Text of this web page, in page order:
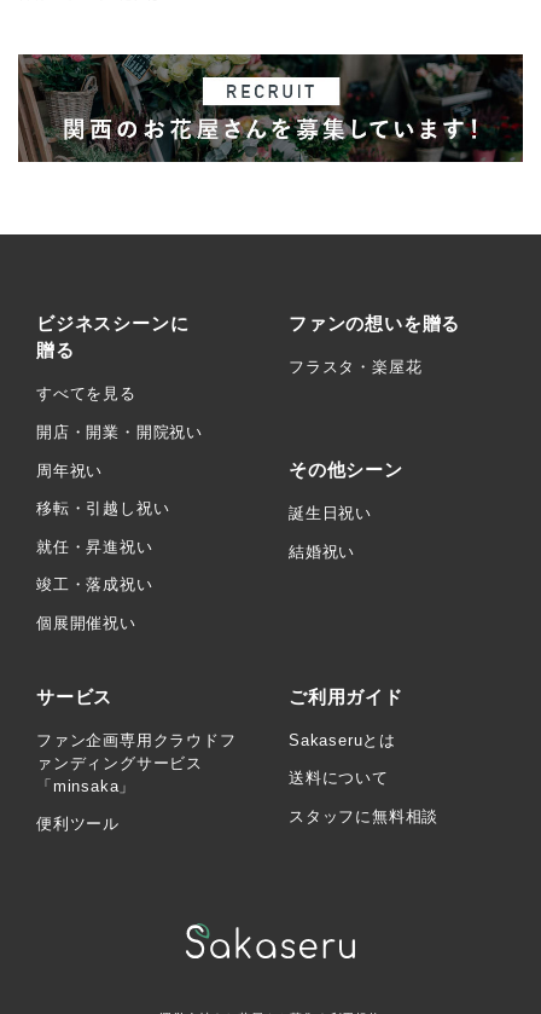
ビジネスシーンに
贈る
すべてを見る
開店・開業・開院祝い
周年祝い
移転・引越し祝い
就任・昇進祝い
竣工・落成祝い
個展開催祝い
ファンの想いを贈る
フラスタ・楽屋花
その他シーン
誕生日祝い
結婚祝い
サービス
ファン企画専用クラウドフ
ァンディングサービス
「minsaka」
便利ツール
ご利用ガイド
Sakaseruとは
送料について
スタッフに無料相談